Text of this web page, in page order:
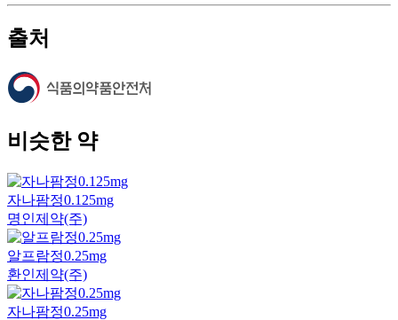
출처
비슷한 약
자나팜정0.125mg
명인제약(주)
알프람정0.25mg
환인제약(주)
자나팜정0.25mg